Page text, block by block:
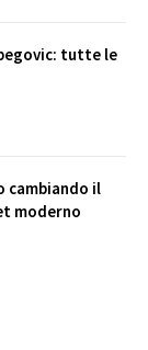
tutte le
cambiando il
moderno